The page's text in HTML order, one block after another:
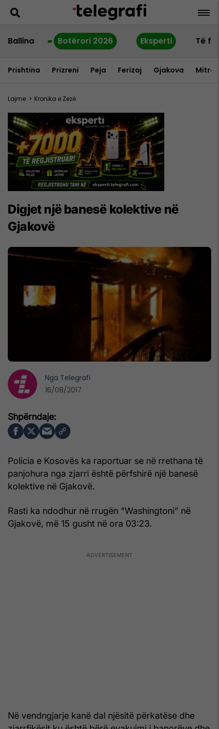
Ballina Botërori 2026 Eksperti Të
Prishtina Prizreni Peja Ferizaj Gjakova
Lajme > Kronika e Zezë
Digjet një banesë kolektive në
Gjakovë
Policia e Kosovës ka raportuar se në rrethana të
panjohura nga zjarri është përfshirë një banesë
kolektive në Gjakovë.
Rasti ka ndodhur në rrugën “Washingtoni” në
Gjakovë, më 15 gusht në ora 03:23.
Në vendngjarje kanë dal njësitë përkatëse dhe
Nga Telegrafi
16/08/2017